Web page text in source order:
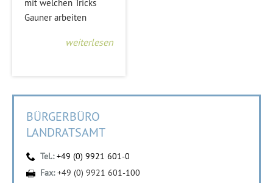
mit welchen Tricks
Gauner arbeiten
weiterlesen
BÜRGERBÜRO
LANDRATSAMT
Tel.:+49 (0) 9921 601-0
Fax:+49 (0) 9921 601-100